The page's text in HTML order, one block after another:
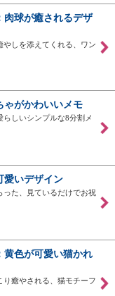
肉球が癒されるデザ
やしを添えてくれる、ワン
ゃがかわいいメモ
しいシンプルな8分割メ
愛いデザイン
った、見ているだけでお祝
黄色が可愛い猫かれ
り癒やされる、猫モチーフ